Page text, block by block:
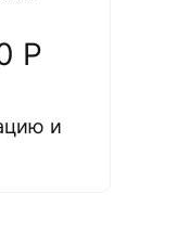
P
и